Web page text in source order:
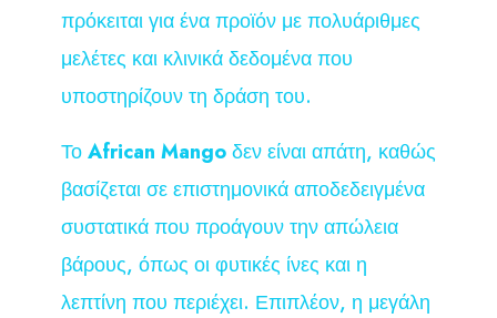
πρόκειται για ένα προϊόν με πολυάριθμες
μελέτες και κλινικά δεδομένα που
υποστηρίζουν τη δράση του.
ΤοAfrican Mangoδεν είναι απάτη, καθώς
βασίζεται σε επιστημονικά αποδεδειγμένα
συστατικά που προάγουν την απώλεια
βάρους, όπως οι φυτικές ίνες και η
λεπτίνη που περιέχει. Επιπλέον, η μεγάλη